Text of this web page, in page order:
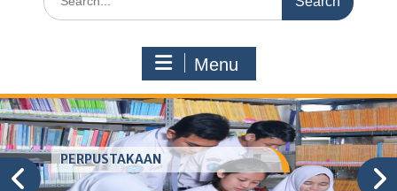
for:
Menu
PERPUSTAKAAN